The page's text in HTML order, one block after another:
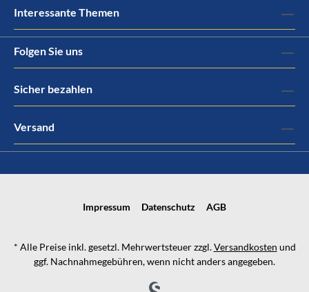
Interessante Themen
Folgen Sie uns
Sicher bezahlen
Versand
Impressum Datenschutz AGB
* Alle Preise inkl. gesetzl. Mehrwertsteuer zzgl.Versandkosten und
ggf. Nachnahmegebühren, wenn nicht anders angegeben.